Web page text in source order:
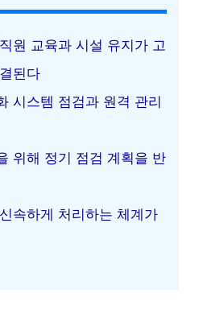
원 교육과 시설 유지가 고
된다
시스템 점검과 원격 관리
위해 정기 점검 계획을 반
속하게 처리하는 체계가